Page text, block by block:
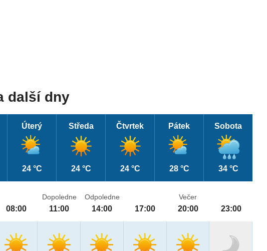
další dny
Úterý
24 °C
Středa
24 °C
Čtvrtek
24 °C
Pátek
28 °C
Sobota
34 °C
08:00
Dopoledne
11:00
Odpoledne
14:00 17:00
Večer
20:00 23:00